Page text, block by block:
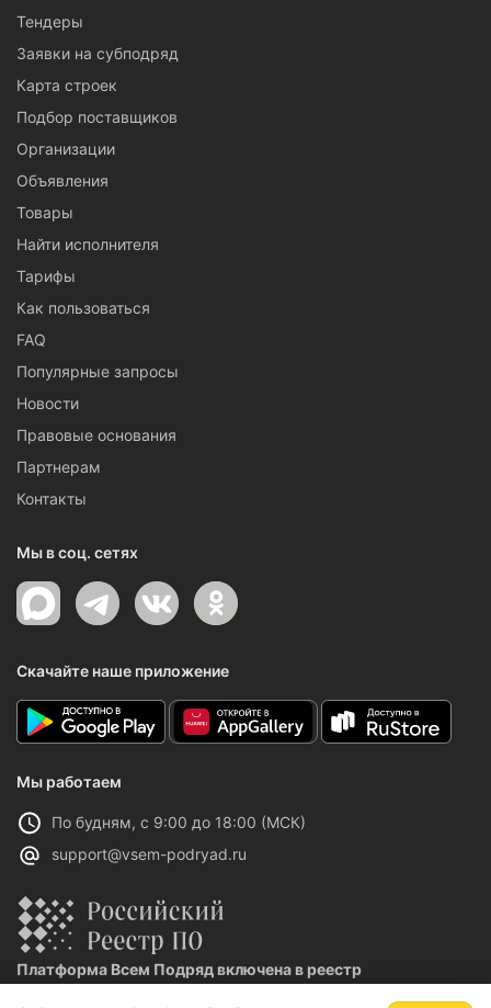
Тендеры
Заявки на субподряд
Карта строек
Подбор поставщиков
Организации
Объявления
Товары
Найти исполнителя
Тарифы
Как пользоваться
FAQ
Популярные запросы
Новости
Правовые основания
Партнерам
Контакты
Мы в соц. сетях
Скачайте наше приложение
Мы работаем
По будням, с 9:00 до 18:00 (МСК)
support@vsem-podryad.ru
Платформа Всем Подряд включена в реестр